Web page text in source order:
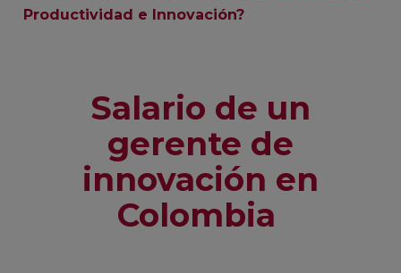
Productividad e Innovación?
Salario de un
gerente de
innovación en
Colombia